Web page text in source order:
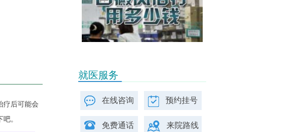
疗后可能会
。
就医服务
在线咨询 预约挂号
免费通话 来院路线